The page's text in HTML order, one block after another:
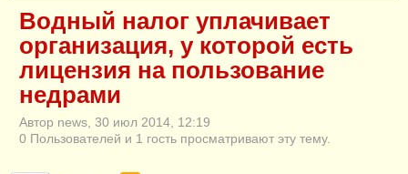
Водный налог уплачивает
организация, у которой есть
лицензия на пользование
недрами
Автор news, 30 июл 2014, 12:19
0 Пользователей и 1 гость просматривают эту тему.